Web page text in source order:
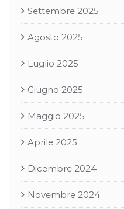
Settembre 2025
Agosto 2025
Luglio 2025
Giugno 2025
Maggio 2025
Aprile 2025
Dicembre 2024
Novembre 2024